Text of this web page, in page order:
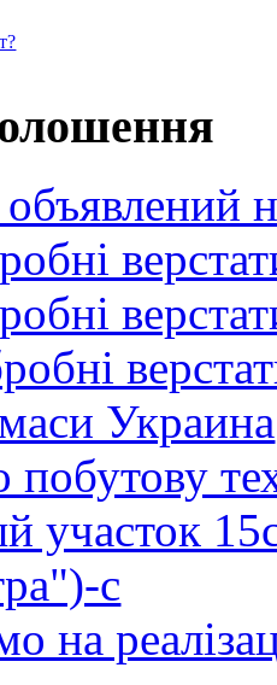
Украина
участок
с
на